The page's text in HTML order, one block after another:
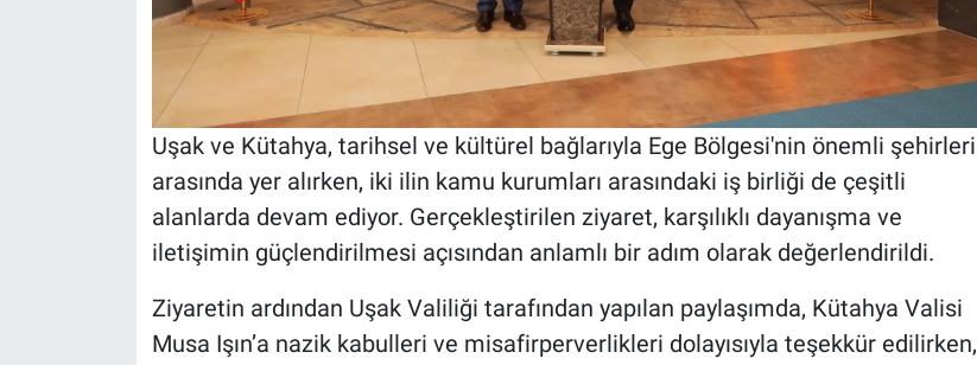
Uşak ve Kütahya, tarihsel ve kültürel bağlarıyla Ege Bölgesi'nin önemli şehirleri
arasında yer alırken, iki ilin kamu kurumları arasındaki iş birliği de çeşitli
alanlarda devam ediyor. Gerçekleştirilen ziyaret, karşılıklı dayanışma ve
iletişimin güçlendirilmesi açısından anlamlı bir adım olarak değerlendirildi.
Ziyaretin ardından Uşak Valiliği tarafından yapılan paylaşımda, Kütahya Valisi
Musa Işın’a nazik kabulleri ve misafirperverlikleri dolayısıyla teşekkür edilirken,